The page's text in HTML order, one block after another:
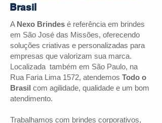
Brasil
A Nexo Brindes é referência em brindes
em São José das Missões, oferecendo
soluções criativas e personalizadas para
empresas que valorizam sua marca.
Localizada também em São Paulo, na
Rua Faria Lima 1572, atendemos Todo o
Brasil com agilidade, qualidade e um bom
atendimento.
Trabalhamos com brindes corporativos,